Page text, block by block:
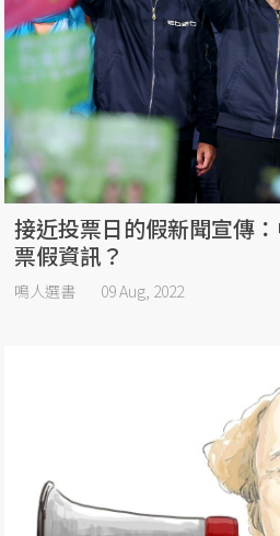
接近投票日的假新聞宣傳
票假資訊？
鳴人選書 09 Aug, 2022